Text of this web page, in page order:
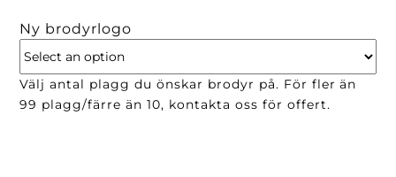
Ny brodyrlogo
Välj antal plagg du önskar brodyr på. För fler än
99 plagg/färre än 10, kontakta oss för offert.